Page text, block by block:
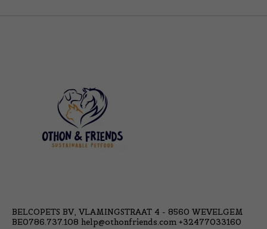
BELCOPETS BV, VLAMINGSTRAAT 4 - 8560 WEVELGEM
BE0786.737.108 help@othonfriends.com +32477033160